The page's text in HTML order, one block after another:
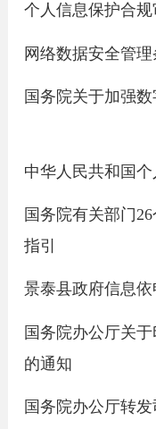
个人信息保护合
网络数据安全管理
国务院关于加强
中华人民共和国
国务院有关部门
指引
景泰县政府信息
国务院办公厅关
的通知
国务院办公厅转